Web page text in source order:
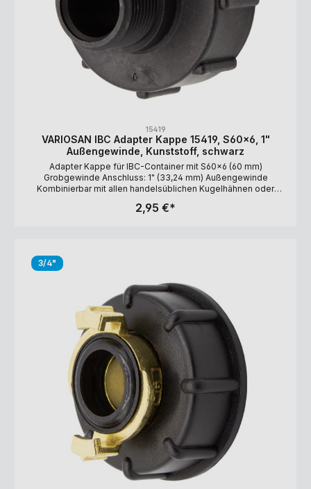
15419
VARIOSAN IBC Adapter Kappe 15419, S60x6, 1"
Außengewinde, Kunststoff, schwarz
Adapter Kappe für IBC-Container mit S60x6 (60 mm)
Grobgewinde Anschluss: 1" (33,24 mm) Außengewinde
Kombinierbar mit allen handelsüblichen Kugelhähnen oder
Schaumdichtung
2,95 €*
3/4"